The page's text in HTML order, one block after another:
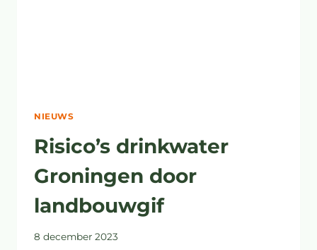
NIEUWS
Risico’s drinkwater
Groningen door
landbouwgif
8 december 2023